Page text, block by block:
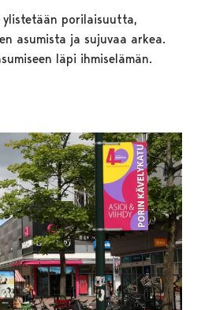
ylistetään porilaisuutta,
asumista ja sujuvaa arkea.
läpi ihmiselämän.